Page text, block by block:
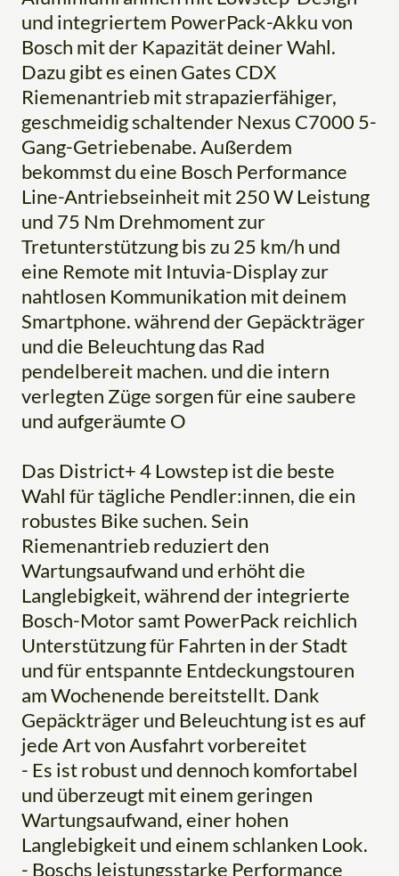
und integriertem PowerPack-Akku von
Bosch mit der Kapazität deiner Wahl.
Dazu gibt es einen Gates CDX
Riemenantrieb mit strapazierfähiger,
geschmeidig schaltender Nexus C7000 5-
Gang-Getriebenabe. Außerdem
bekommst du eine Bosch Performance
Line-Antriebseinheit mit 250 W Leistung
und 75 Nm Drehmoment zur
Tretunterstützung bis zu 25 km/h und
eine Remote mit Intuvia-Display zur
nahtlosen Kommunikation mit deinem
Smartphone. während der Gepäckträger
und die Beleuchtung das Rad
pendelbereit machen. und die intern
verlegten Züge sorgen für eine saubere
und aufgeräumte O
Das District+ 4 Lowstep ist die beste
Wahl für tägliche Pendler:innen, die ein
robustes Bike suchen. Sein
Riemenantrieb reduziert den
Wartungsaufwand und erhöht die
Langlebigkeit, während der integrierte
Bosch-Motor samt PowerPack reichlich
Unterstützung für Fahrten in der Stadt
und für entspannte Entdeckungstouren
am Wochenende bereitstellt. Dank
Gepäckträger und Beleuchtung ist es auf
jede Art von Ausfahrt vorbereitet
- Es ist robust und dennoch komfortabel
und überzeugt mit einem geringen
Wartungsaufwand, einer hohen
Langlebigkeit und einem schlanken Look.
- Boschs leistungsstarke Performance